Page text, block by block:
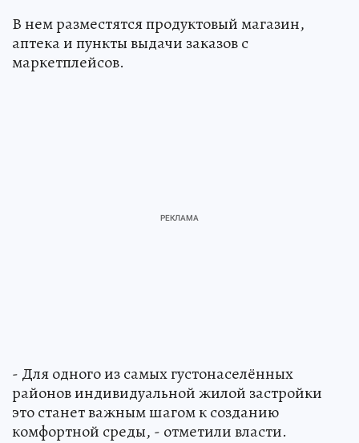
В нем разместятся продуктовый магазин,
аптека и пункты выдачи заказов с
маркетплейсов.
- Для одного из самых густонаселённых
районов индивидуальной жилой застройки
это станет важным шагом к созданию
комфортной среды, - отметили власти.